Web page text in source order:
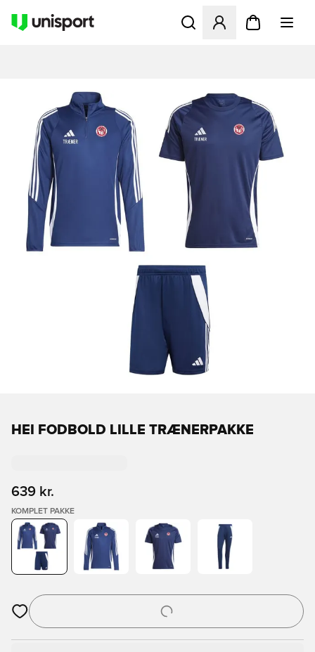
Åbner en Modal til at
HEI FODBOLD LILLE TRÆNERPAKKE
639 kr.
KOMPLET PAKKE
Åbner en Modal til at logge ind eller tilmelde dig som medlem